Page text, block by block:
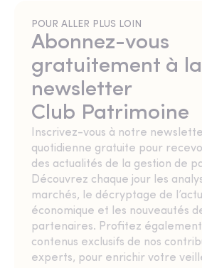
POUR ALLER PLUS LOIN
Abonnez-vous
gratuitement à la
newsletter
Club Patrimoine
Inscrivez-vous à notre
quotidienne gratuite pour
des actualités de la gestion de
Découvrez chaque jour les
marchés, le décryptage de
économique et les nouveautés
partenaires. Profitez
contenus exclusifs de nos
experts, pour enrichir votre